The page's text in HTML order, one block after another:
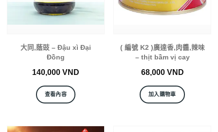
大同,蔭豉 – Đậu xì Đại
Đồng
140,000 VND
查看內容
( 編號 K2 )廣達香,肉醬,辣味
– thịt bầm vị cay
68,000 VND
加入購物車